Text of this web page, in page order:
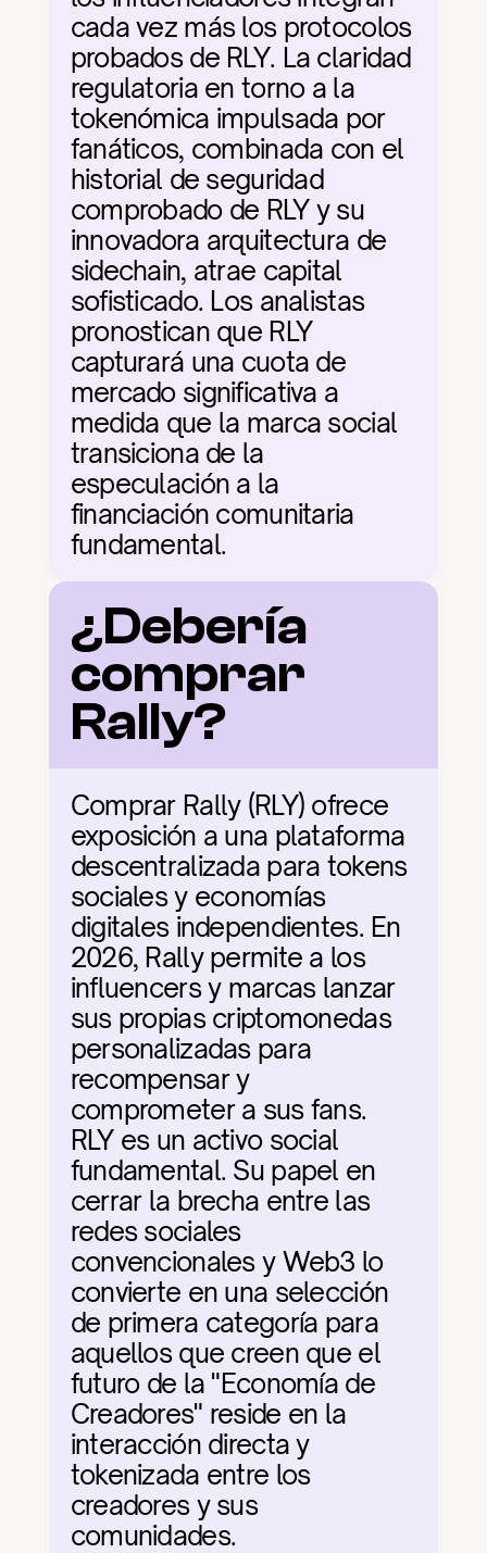
cada vez más los protocolos
probados de RLY. La claridad
regulatoria en torno a la
tokenómica impulsada por
fanáticos, combinada con el
historial de seguridad
comprobado de RLY y su
innovadora arquitectura de
sidechain, atrae capital
sofisticado. Los analistas
pronostican que RLY
capturará una cuota de
mercado significativa a
medida que la marca social
transiciona de la
especulación a la
financiación comunitaria
fundamental.
¿Debería
comprar
Rally?
Comprar Rally (RLY) ofrece
exposición a una plataforma
descentralizada para tokens
sociales y economías
digitales independientes. En
2026, Rally permite a los
influencers y marcas lanzar
sus propias criptomonedas
personalizadas para
recompensar y
comprometer a sus fans.
RLY es un activo social
fundamental. Su papel en
cerrar la brecha entre las
redes sociales
convencionales y Web3 lo
convierte en una selección
de primera categoría para
aquellos que creen que el
futuro de la "Economía de
Creadores" reside en la
interacción directa y
tokenizada entre los
creadores y sus
comunidades.